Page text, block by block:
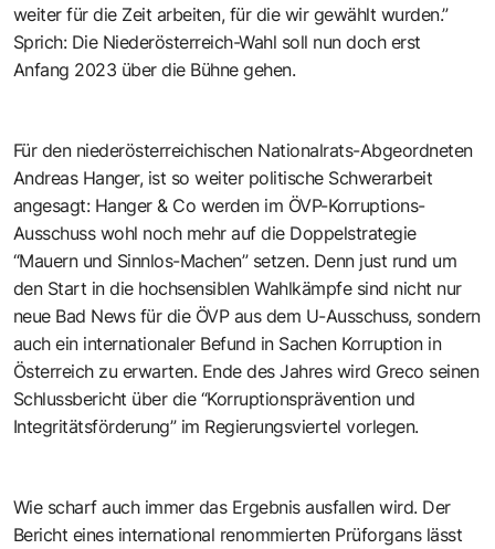
weiter für die Zeit arbeiten, für die wir gewählt wurden.”
Sprich: Die Niederösterreich-Wahl soll nun doch erst
Anfang 2023 über die Bühne gehen.
Für den niederösterreichischen Nationalrats-Abgeordneten
Andreas Hanger, ist so weiter politische Schwerarbeit
angesagt: Hanger & Co werden im ÖVP-Korruptions-
Ausschuss wohl noch mehr auf die Doppelstrategie
“Mauern und Sinnlos-Machen” setzen. Denn just rund um
den Start in die hochsensiblen Wahlkämpfe sind nicht nur
neue Bad News für die ÖVP aus dem U-Ausschuss, sondern
auch ein internationaler Befund in Sachen Korruption in
Österreich zu erwarten. Ende des Jahres wird Greco seinen
Schlussbericht über die “Korruptionsprävention und
Integritätsförderung” im Regierungsviertel vorlegen.
Wie scharf auch immer das Ergebnis ausfallen wird. Der
Bericht eines international renommierten Prüforgans lässt